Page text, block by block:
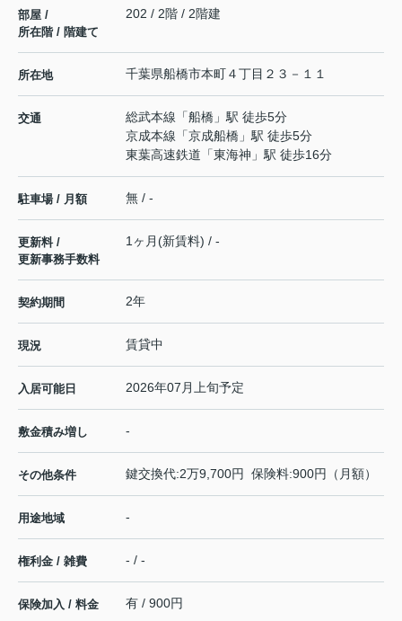
部屋 /
所在階 / 階建て
202 / 2階 / 2階建
所在地 千葉県船橋市本町４丁目２３－１１
交通 総武本線 「船橋 」駅 徒歩5分
京成本線 「京成船橋 」駅 徒歩5分
東葉高速鉄道 「東海神 」駅 徒歩16分
駐車場 / 月額 無 / -
更新料 /
更新事務手数料
1ヶ月(新賃料) / -
契約期間 2年
現況 賃貸中
入居可能日 2026年07月上旬予定
敷金積み増し -
その他条件 鍵交換代:2万9,700円 保険料:900円（月額）
用途地域 -
権利金 / 雑費 - / -
保険加入 / 料金 有 / 900円